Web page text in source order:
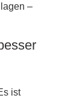
–
ist